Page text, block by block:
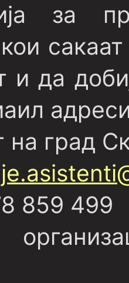
за
и да
град
859 499